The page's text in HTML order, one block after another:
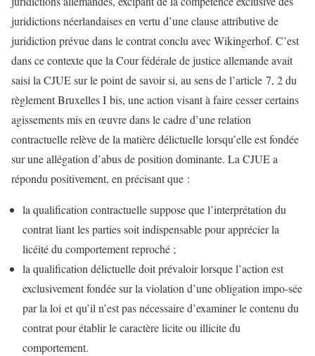
juridictions néerlandaises en vertu d’une clause attributive de
juridiction prévue dans le contrat conclu avec Wikingerhof. C’est
dans ce contexte que la Cour fédérale de justice allemande avait
saisi la CJUE sur le point de savoir si, au sens de l’article 7, 2 du
règlement Bruxelles I bis, une action visant à faire cesser certains
agissements mis en œuvre dans le cadre d’une relation
contractuelle relève de la matière délictuelle lorsqu’elle est fondée
sur une allégation d’abus de position dominante. La CJUE a
répondu positivement, en précisant que :
la qualification contractuelle suppose que l’interprétation du
contrat liant les parties soit indispensable pour apprécier la
licéité du comportement reproché ;
la qualification délictuelle doit prévaloir lorsque l’action est
exclusivement fondée sur la violation d’une obligation impo-sée
par la loi et qu’il n’est pas nécessaire d’examiner le contenu du
contrat pour établir le caractère licite ou illicite du
comportement.